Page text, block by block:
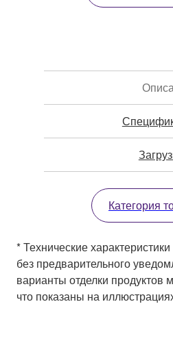
Категория
* Технические
без предварительного
варианты отделки продуктов
что показаны на